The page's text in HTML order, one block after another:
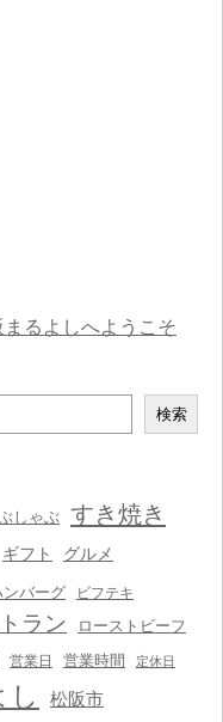
るよしへようこそ
検索
しゃぶ すき焼き
ギフト グルメ
ンバーグ ビフテキ
ラン ローストビーフ
営業日 営業時間 定休日
し 松阪市